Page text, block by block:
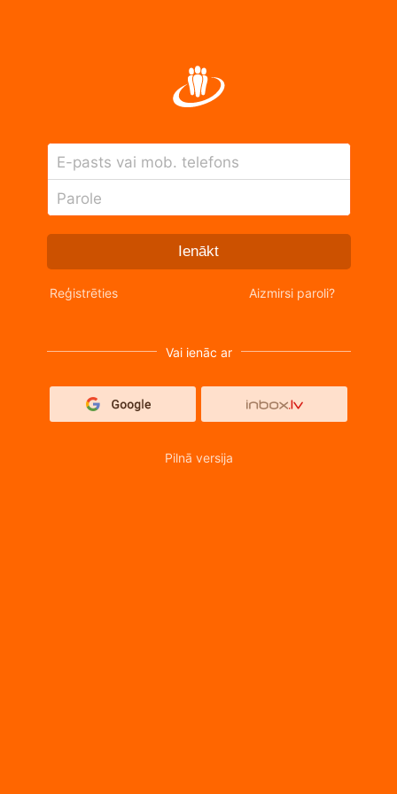
E-pasts vai mob. telefons
Parole
Ienākt
Reģistrēties Aizmirsi paroli?
Vai ienāc ar
Pilnā versija